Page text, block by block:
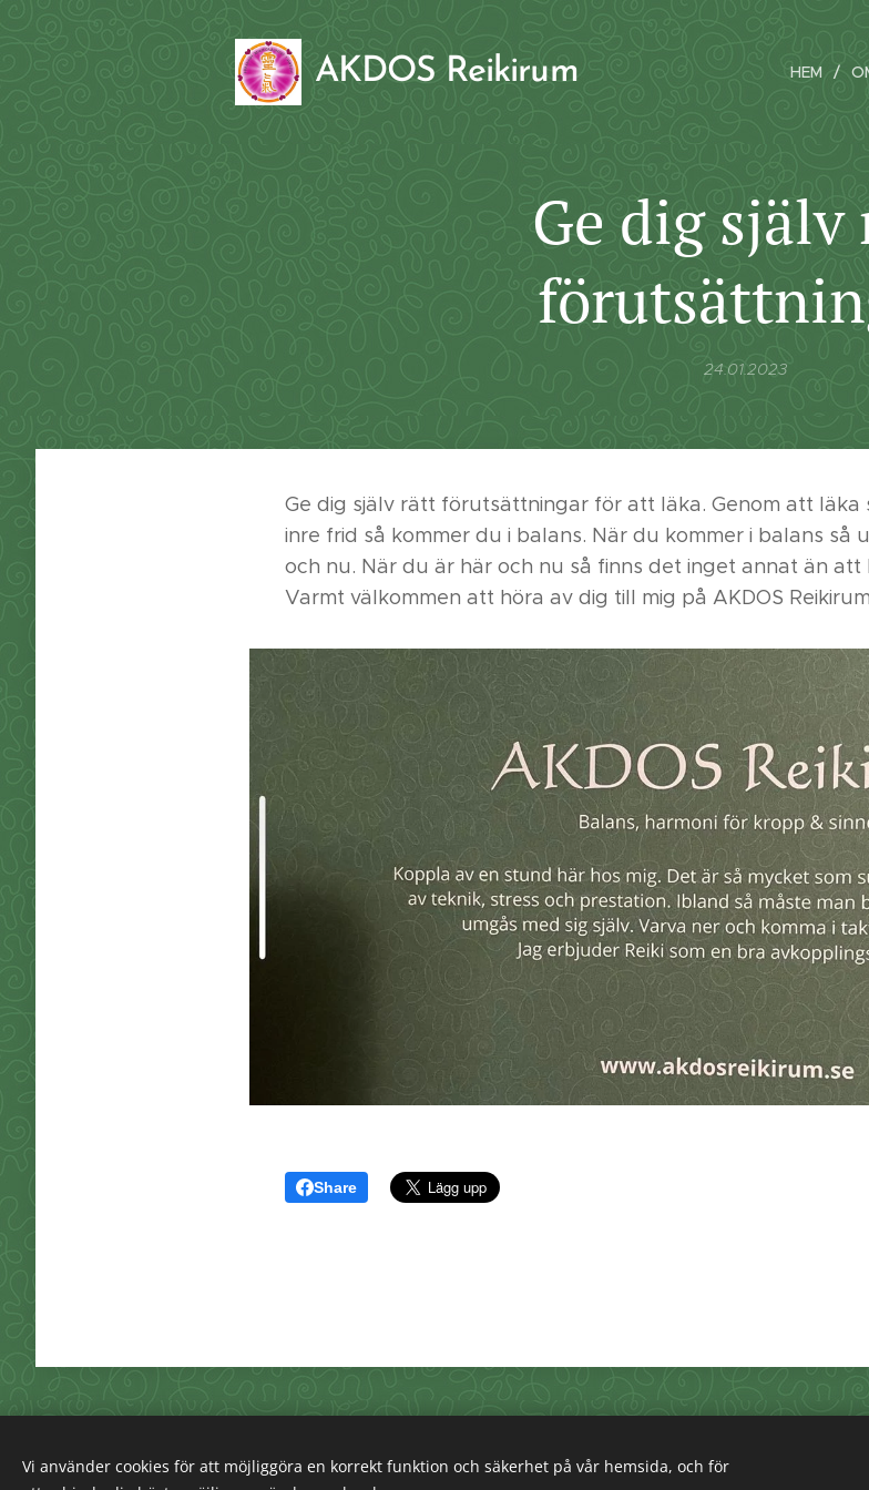
AKDOS Reikirum HEM
Ge dig
24.01.2023
Ge dig själv rätt förutsättningar för att läka. Genom att läka
inre frid så kommer du i balans. När du kommer i balans
och nu. När du är här och nu så finns det inget annat än att
Varmt välkommen att höra av dig till mig på AKDOS Reikirum
Share
© 2025 All coprights reserved
Vi använder cookies för att möjliggöra en korrekt funktion och säkerhet på vår hemsida, och för